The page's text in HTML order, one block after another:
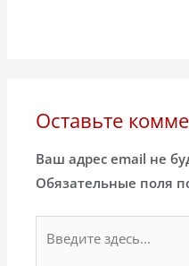
Оставьте
Ваш адрес email не
Обязательные поля
здесь...